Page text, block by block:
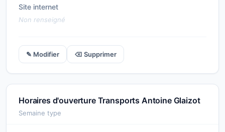
Site internet
Non renseigné
✎ Modifier ⌫ Supprimer
Horaires d'ouverture Transports Antoine Glaizot
Semaine type